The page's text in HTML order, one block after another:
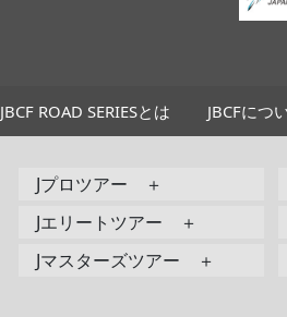
JBCF ROAD SERIESとは JBCFにつ
Jプロツアー ＋
Jエリートツアー ＋
Jマスターズツアー ＋